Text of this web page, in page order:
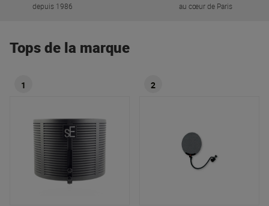
depuis 1986 au cœur de Paris
Tops de la marque
1 2